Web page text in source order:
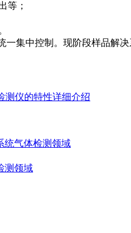
等；
集中控制。现阶段样品
测仪的特性详细介绍
统气体检测领域
测领域